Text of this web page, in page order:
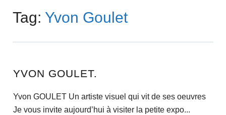
Main menu
content
Tag: Yvon Goulet
YVON GOULET.
Yvon GOULET Un artiste visuel qui vit de ses oeuvres
Je vous invite aujourd’hui à visiter la petite expo...